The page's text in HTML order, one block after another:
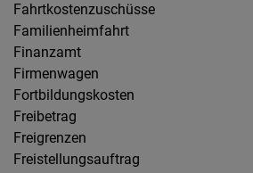
Fahrtkostenzuschüsse
Familienheimfahrt
Finanzamt
Firmenwagen
Fortbildungskosten
Freibetrag
Freigrenzen
Freistellungsauftrag